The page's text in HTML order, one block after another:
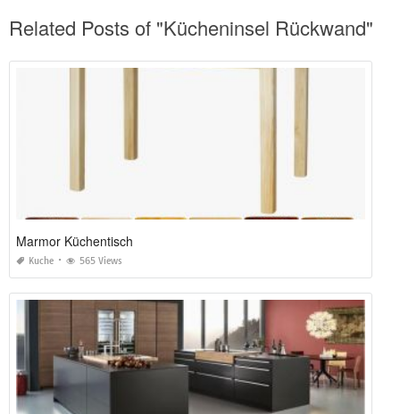
Related Posts of "Kücheninsel Rückwand"
Marmor Küchentisch
Kuche 565 Views